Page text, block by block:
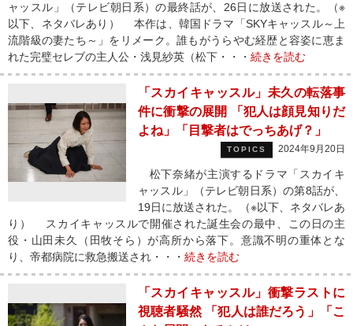
ャッスル」（テレビ朝日系）の最終話が、26日に放送された。（※
以下、ネタバレあり） 本作は、韓国ドラマ「SKYキャッスル～上
流階級の妻たち～」をリメーク。誰もがうらやむ経歴と容姿に恵ま
れた完璧セレブの主人公・浅見紗英（松下・・・ 続きを読む
「スカイキャッスル」未久の転落事
件に衝撃の展開 「犯人は顔見知りだ
よね」「目撃者はでっちあげ？」
TOPICS 2024年9月20日
松下奈緒が主演するドラマ「スカイキ
ャッスル」（テレビ朝日系）の第8話が、
19日に放送された。（※以下、ネタバレあ
り） スカイキャッスルで開催された誕生会の最中、この日の主
役・山田未久（田牧そら）が高所から落下。意識不明の重体とな
り、帝都病院に救急搬送され・・・ 続きを読む
「スカイキャッスル」衝撃ラストに
視聴者騒然 「犯人は誰だろう」「こ